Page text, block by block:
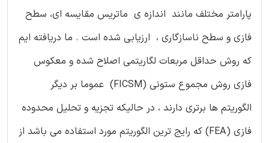
پارامتر مختلف مانند اندازه ی ماتریس مقایسه ای، سطح
فازی و سطح ناسازگاری ، ارزیابی شده است . ما دریافته ایم
که روش حداقل مربعات لگاریتمی اصلاح شده و معکوس
فازی روش مجموع ستونی (FICSM) عموما بر دیگر
الگوریتم ها برتری دارند ، در حالیکه تجزیه و تحلیل محدوده
فازی (FEA) که رایج ترین الگوریتم مورد استفاده می باشد از